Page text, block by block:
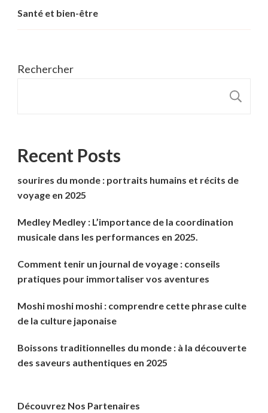
Santé et bien-être
Rechercher
Recent Posts
sourires du monde : portraits humains et récits de
voyage en 2025
Medley Medley : L’importance de la coordination
musicale dans les performances en 2025.
Comment tenir un journal de voyage : conseils
pratiques pour immortaliser vos aventures
Moshi moshi moshi : comprendre cette phrase culte
de la culture japonaise
Boissons traditionnelles du monde : à la découverte
des saveurs authentiques en 2025
Découvrez Nos Partenaires